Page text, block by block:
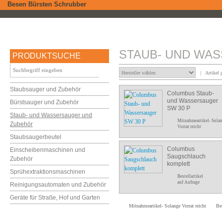
Besen Bürsten Schrubber
PRODUKTSUCHE
Staubsauger und Zubehör
Bürstsauger und Zubehör
Staub- und Wassersauger und
Zubehör
Staubsaugerbeutel
Einscheibenmaschinen und
Zubehör
Sprühextraktionsmaschinen
Reinigungsautomaten und Zubehör
Geräte für Straße, Hof und Garten
STAUB- UND
| Artikel
Columbus Staub-
und Wassersauger
SW 30 P
Mitnahmeartikel-
Vorrat reicht
Columbus
Saugschlauch
komplett
Bestellartikel
auf Anfrage
Mitnahmeartikel- Solange Vorrat reicht